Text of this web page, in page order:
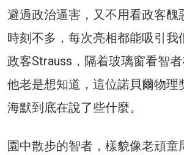
避過政治逼害，又不用看政客醜
時刻不多，每次亮相都能吸引我
政客Strauss，隔着玻璃窗看智者
他老是想知道，這位諾貝爾物理
海默到底在說了些什麼。
園中散步的智者，樣貌像老頑童